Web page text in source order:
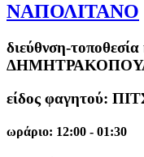
ΝΑΠΟΛΙΤΑΝΟ
διεύθνση-
είδος φαγητού:
ωράριο: 12:00 - 01:30